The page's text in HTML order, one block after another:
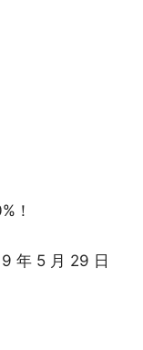
！
年 5 月 29 日